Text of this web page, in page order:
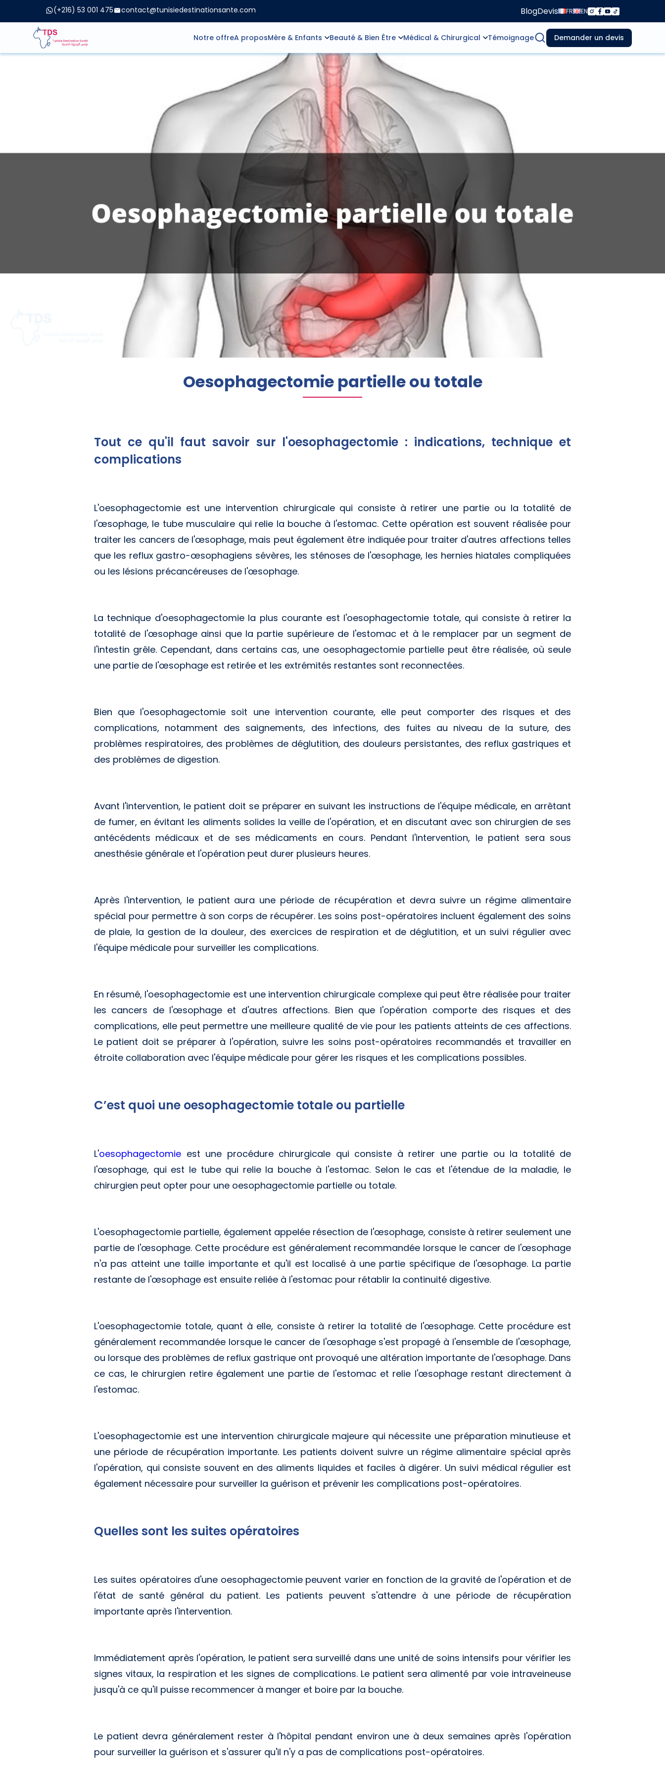
(+216) 53 001 475 contact@tunisiedestinationsante.com BlogDevis FR EN
Notre offreA proposMère & Enfants Beauté & Bien Être Médical & Chirurgical Témoignage Demander un devis
Oesophagectomie partielle ou totale
Tout ce qu'il faut savoir sur l'oesophagectomie : indications, technique et
complications
L'oesophagectomie est une intervention chirurgicale qui consiste à retirer une partie ou la totalité de
l'œsophage, le tube musculaire qui relie la bouche à l'estomac. Cette opération est souvent réalisée pour
traiter les cancers de l'œsophage, mais peut également être indiquée pour traiter d'autres affections telles
que les reflux gastro-œsophagiens sévères, les sténoses de l'œsophage, les hernies hiatales compliquées
ou les lésions précancéreuses de l'œsophage.
La technique d'oesophagectomie la plus courante est l'oesophagectomie totale, qui consiste à retirer la
totalité de l'œsophage ainsi que la partie supérieure de l'estomac et à le remplacer par un segment de
l'intestin grêle. Cependant, dans certains cas, une oesophagectomie partielle peut être réalisée, où seule
une partie de l'œsophage est retirée et les extrémités restantes sont reconnectées.
Bien que l'oesophagectomie soit une intervention courante, elle peut comporter des risques et des
complications, notamment des saignements, des infections, des fuites au niveau de la suture, des
problèmes respiratoires, des problèmes de déglutition, des douleurs persistantes, des reflux gastriques et
des problèmes de digestion.
Avant l'intervention, le patient doit se préparer en suivant les instructions de l'équipe médicale, en arrêtant
de fumer, en évitant les aliments solides la veille de l'opération, et en discutant avec son chirurgien de ses
antécédents médicaux et de ses médicaments en cours. Pendant l'intervention, le patient sera sous
anesthésie générale et l'opération peut durer plusieurs heures.
Après l'intervention, le patient aura une période de récupération et devra suivre un régime alimentaire
spécial pour permettre à son corps de récupérer. Les soins post-opératoires incluent également des soins
de plaie, la gestion de la douleur, des exercices de respiration et de déglutition, et un suivi régulier avec
l'équipe médicale pour surveiller les complications.
En résumé, l'oesophagectomie est une intervention chirurgicale complexe qui peut être réalisée pour traiter
les cancers de l'œsophage et d'autres affections. Bien que l'opération comporte des risques et des
complications, elle peut permettre une meilleure qualité de vie pour les patients atteints de ces affections.
Le patient doit se préparer à l'opération, suivre les soins post-opératoires recommandés et travailler en
étroite collaboration avec l'équipe médicale pour gérer les risques et les complications possibles.
C’est quoi une oesophagectomie totale ou partielle
L'oesophagectomie est une procédure chirurgicale qui consiste à retirer une partie ou la totalité de
l'œsophage, qui est le tube qui relie la bouche à l'estomac. Selon le cas et l'étendue de la maladie, le
chirurgien peut opter pour une oesophagectomie partielle ou totale.
L'oesophagectomie partielle, également appelée résection de l'œsophage, consiste à retirer seulement une
partie de l'œsophage. Cette procédure est généralement recommandée lorsque le cancer de l'œsophage
n'a pas atteint une taille importante et qu'il est localisé à une partie spécifique de l'œsophage. La partie
restante de l'œsophage est ensuite reliée à l'estomac pour rétablir la continuité digestive.
L'oesophagectomie totale, quant à elle, consiste à retirer la totalité de l'œsophage. Cette procédure est
généralement recommandée lorsque le cancer de l'œsophage s'est propagé à l'ensemble de l'œsophage,
ou lorsque des problèmes de reflux gastrique ont provoqué une altération importante de l'œsophage. Dans
ce cas, le chirurgien retire également une partie de l'estomac et relie l'œsophage restant directement à
l'estomac.
L'oesophagectomie est une intervention chirurgicale majeure qui nécessite une préparation minutieuse et
une période de récupération importante. Les patients doivent suivre un régime alimentaire spécial après
l'opération, qui consiste souvent en des aliments liquides et faciles à digérer. Un suivi médical régulier est
également nécessaire pour surveiller la guérison et prévenir les complications post-opératoires.
Quelles sont les suites opératoires
Les suites opératoires d'une oesophagectomie peuvent varier en fonction de la gravité de l'opération et de
l'état de santé général du patient. Les patients peuvent s'attendre à une période de récupération
importante après l'intervention.
Immédiatement après l'opération, le patient sera surveillé dans une unité de soins intensifs pour vérifier les
signes vitaux, la respiration et les signes de complications. Le patient sera alimenté par voie intraveineuse
jusqu'à ce qu'il puisse recommencer à manger et boire par la bouche.
Le patient devra généralement rester à l'hôpital pendant environ une à deux semaines après l'opération
pour surveiller la guérison et s'assurer qu'il n'y a pas de complications post-opératoires.